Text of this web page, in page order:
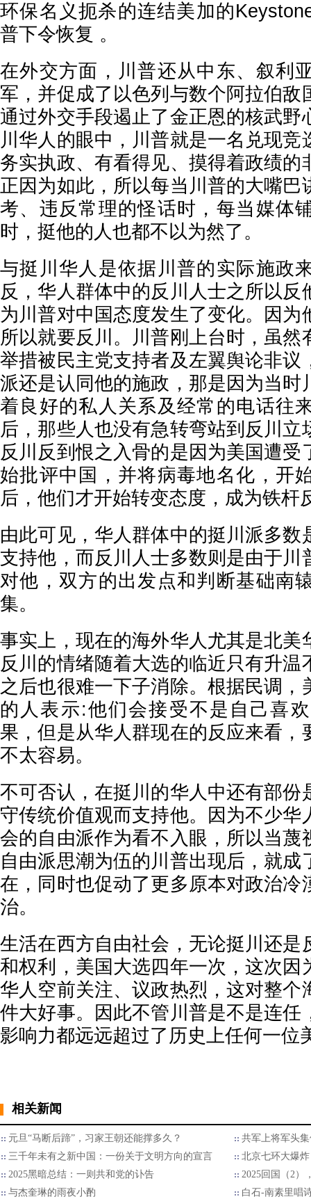
环保名义扼杀的连结美加的
普下令恢复 。
在外交方面，川普还从中东、叙利
军，并促成了以色列与数个阿拉伯敌
通过外交手段遏止了金正恩的核武野
川华人的眼中，川普就是一名兑现竞
务实执政、有看得见、摸得着政绩的
正因为如此，所以每当川普的大嘴巴
考、违反常理的怪话时，每当媒体
时，挺他的人也都不以为然了。
与挺川华人是依据川普的实际施政
反，华人群体中的反川人士之所以反
为川普对中国态度发生了变化。因为
所以就要反川。川普刚上台时，虽然
举措被民主党支持者及左翼舆论非议
派还是认同他的施政，那是因为当时
着良好的私人关系及经常的电话往
后，那些人也没有急转弯站到反川立
反川反到恨之入骨的是因为美国遭受
始批评中国，并将病毒地名化，开
后，他们才开始转变态度，成为铁杆
由此可见，华人群体中的挺川派多数
支持他，而反川人士多数则是由于川
对他，双方的出发点和判断基础南
集。
事实上，现在的海外华人尤其是北美
反川的情绪随着大选的临近只有升温
之后也很难一下子消除。根据民调，
的人表示:他们会接受不是自己喜
果，但是从华人群现在的反应来看，
不太容易。
不可否认，在挺川的华人中还有部份
守传统价值观而支持他。因为不少华
会的自由派作为看不入眼，所以当蔑
自由派思潮为伍的川普出现后，就成
在，同时也促动了更多原本对政治冷
治。
生活在西方自由社会，无论挺川还是
和权利，美国大选四年一次，这次因
华人空前关注、议政热烈，这对整个
件大好事。因此不管川普是不是连任
影响力都远远超过了历史上任何一位
相关新闻
元旦“马断后蹄”，习家王朝还能撑多久？
共军上将军头
三千年未有之新中国：一份关于文明方向的宣言
北京七环大爆
2025黑暗总结：一则共和党的讣告
2025回国（2）
与杰奎琳的雨夜小酌
白石-南素里唱